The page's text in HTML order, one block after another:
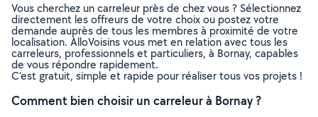
Vous cherchez un carreleur près de chez vous ? Sélectionnez
directement les offreurs de votre choix ou postez votre
demande auprès de tous les membres à proximité de votre
localisation. AlloVoisins vous met en relation avec tous les
carreleurs, professionnels et particuliers, à Bornay, capables
de vous répondre rapidement.
C’est gratuit, simple et rapide pour réaliser tous vos projets !
Comment bien choisir un carreleur à Bornay ?